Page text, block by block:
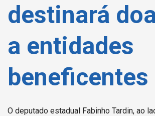
destinará
a entidades
beneficentes
O deputado estadual Fabinho Tardin, ao